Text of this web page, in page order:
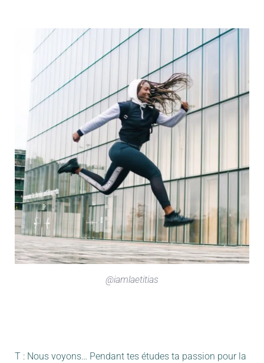
@iamlaetitias
T : Nous voyons… Pendant tes études ta passion pour la